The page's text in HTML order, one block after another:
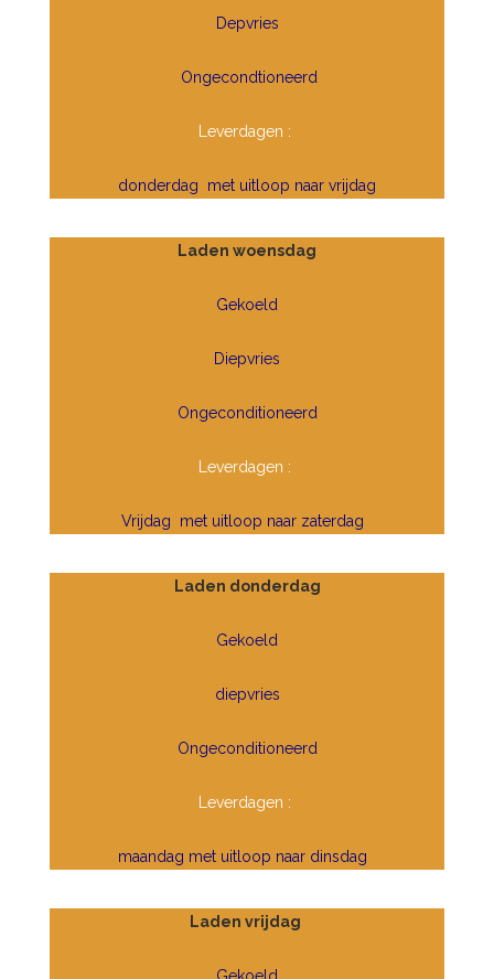
Depvries
Ongecondtioneerd
Leverdagen :
donderdag met uitloop naar vrijdag
Laden woensdag
Gekoeld
Diepvries
Ongeconditioneerd
Leverdagen :
Vrijdag met uitloop naar zaterdag
Laden donderdag
Gekoeld
diepvries
Ongeconditioneerd
Leverdagen :
maandag met uitloop naar dinsdag
Laden vrijdag